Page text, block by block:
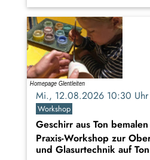
Mi., 12.08.2026 10:30 Uhr
Workshop
Geschirr aus Ton bemalen
Praxis-Workshop zur
und Glasurtechnik auf Ton